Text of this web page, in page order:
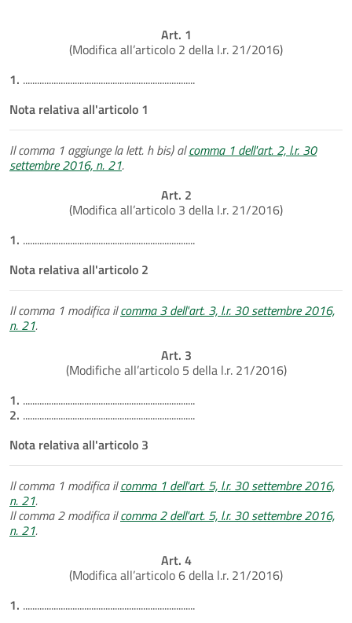
Art. 1
(Modifica all’articolo 2 della l.r. 21/2016)
1. .........................................................................
Nota relativa all'articolo 1
Il comma 1 aggiunge la lett. h bis) alcomma 1 dell'art. 2, l.r. 30
settembre 2016, n. 21.
Art. 2
(Modifica all’articolo 3 della l.r. 21/2016)
1. .........................................................................
Nota relativa all'articolo 2
Il comma 1 modifica ilcomma 3 dell'art. 3, l.r. 30 settembre 2016,
n. 21.
Art. 3
(Modifiche all’articolo 5 della l.r. 21/2016)
1. .........................................................................
2. .........................................................................
Nota relativa all'articolo 3
Il comma 1 modifica ilcomma 1 dell'art. 5, l.r. 30 settembre 2016,
n. 21.
Il comma 2 modifica ilcomma 2 dell'art. 5, l.r. 30 settembre 2016,
n. 21.
Art. 4
(Modifica all’articolo 6 della l.r. 21/2016)
1. .........................................................................